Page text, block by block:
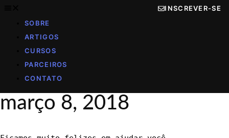
SOBRE
ARTIGOS
CURSOS
PARCEIROS
CONTATO
INSCREVER-SE
março 8, 2018